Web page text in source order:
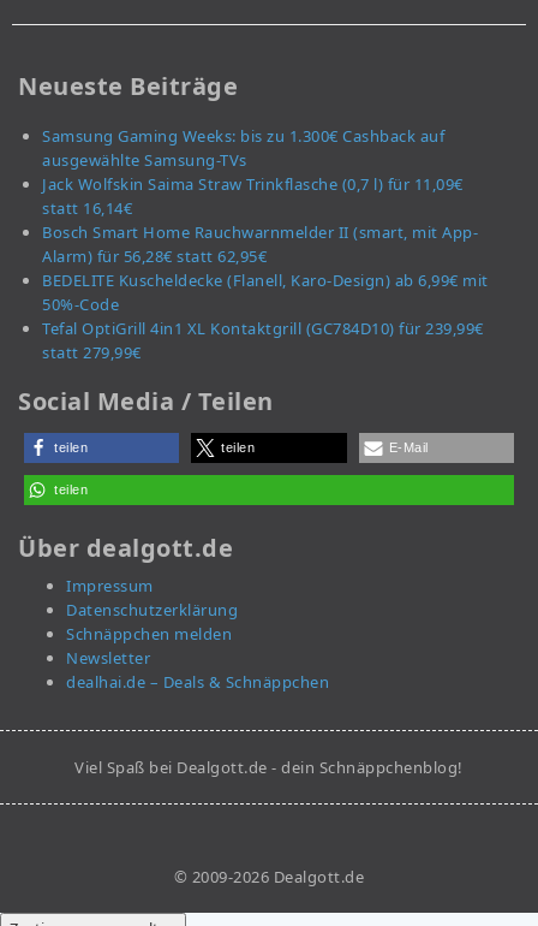
Neueste Beiträge
Samsung Gaming Weeks: bis zu 1.300€ Cashback auf
ausgewählte Samsung-TVs
Jack Wolfskin Saima Straw Trinkflasche (0,7 l) für 11,09€
statt 16,14€
Bosch Smart Home Rauchwarnmelder II (smart, mit App-
Alarm) für 56,28€ statt 62,95€
BEDELITE Kuscheldecke (Flanell, Karo-Design) ab 6,99€ mit
50%-Code
Tefal OptiGrill 4in1 XL Kontaktgrill (GC784D10) für 239,99€
statt 279,99€
Social Media / Teilen
teilen teilen E-Mail
teilen
Über dealgott.de
Impressum
Datenschutzerklärung
Schnäppchen melden
Newsletter
dealhai.de – Deals & Schnäppchen
Viel Spaß bei Dealgott.de - dein Schnäppchenblog!
© 2009-2026 Dealgott.de